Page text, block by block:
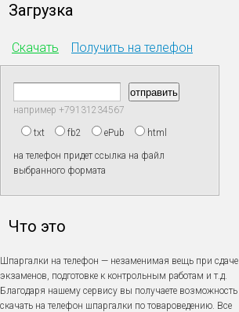
Загрузка
Скачать Получить на телефон
например +79131234567
txt fb2 ePub html
на телефон придет ссылка на файл
выбранного формата
Что это
Шпаргалки на телефон — незаменимая вещь при сдаче
экзаменов, подготовке к контрольным работам и т.д.
Благодаря нашему сервису вы получаете возможность
скачать на телефон шпаргалки по товароведению. Все